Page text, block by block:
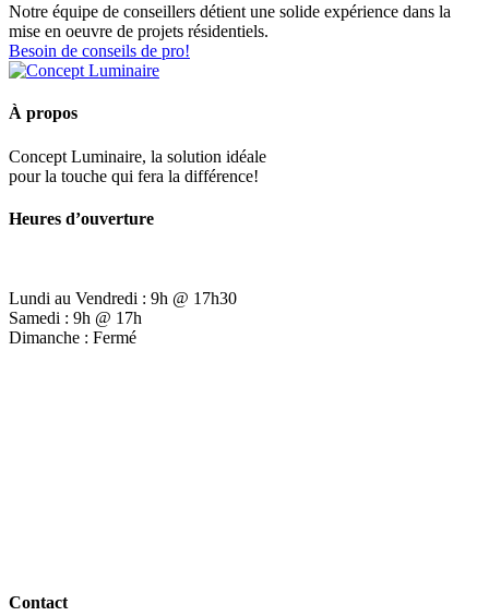
Notre équipe de conseillers détient une solide expérience dans la
mise en oeuvre de projets résidentiels.
Besoin de conseils de pro!
À propos
Concept Luminaire, la solution idéale
pour la touche qui fera la différence!
Heures d’ouverture
Lundi au Vendredi : 9h @ 17h30
Samedi : 9h @ 17h
Dimanche : Fermé
Contact